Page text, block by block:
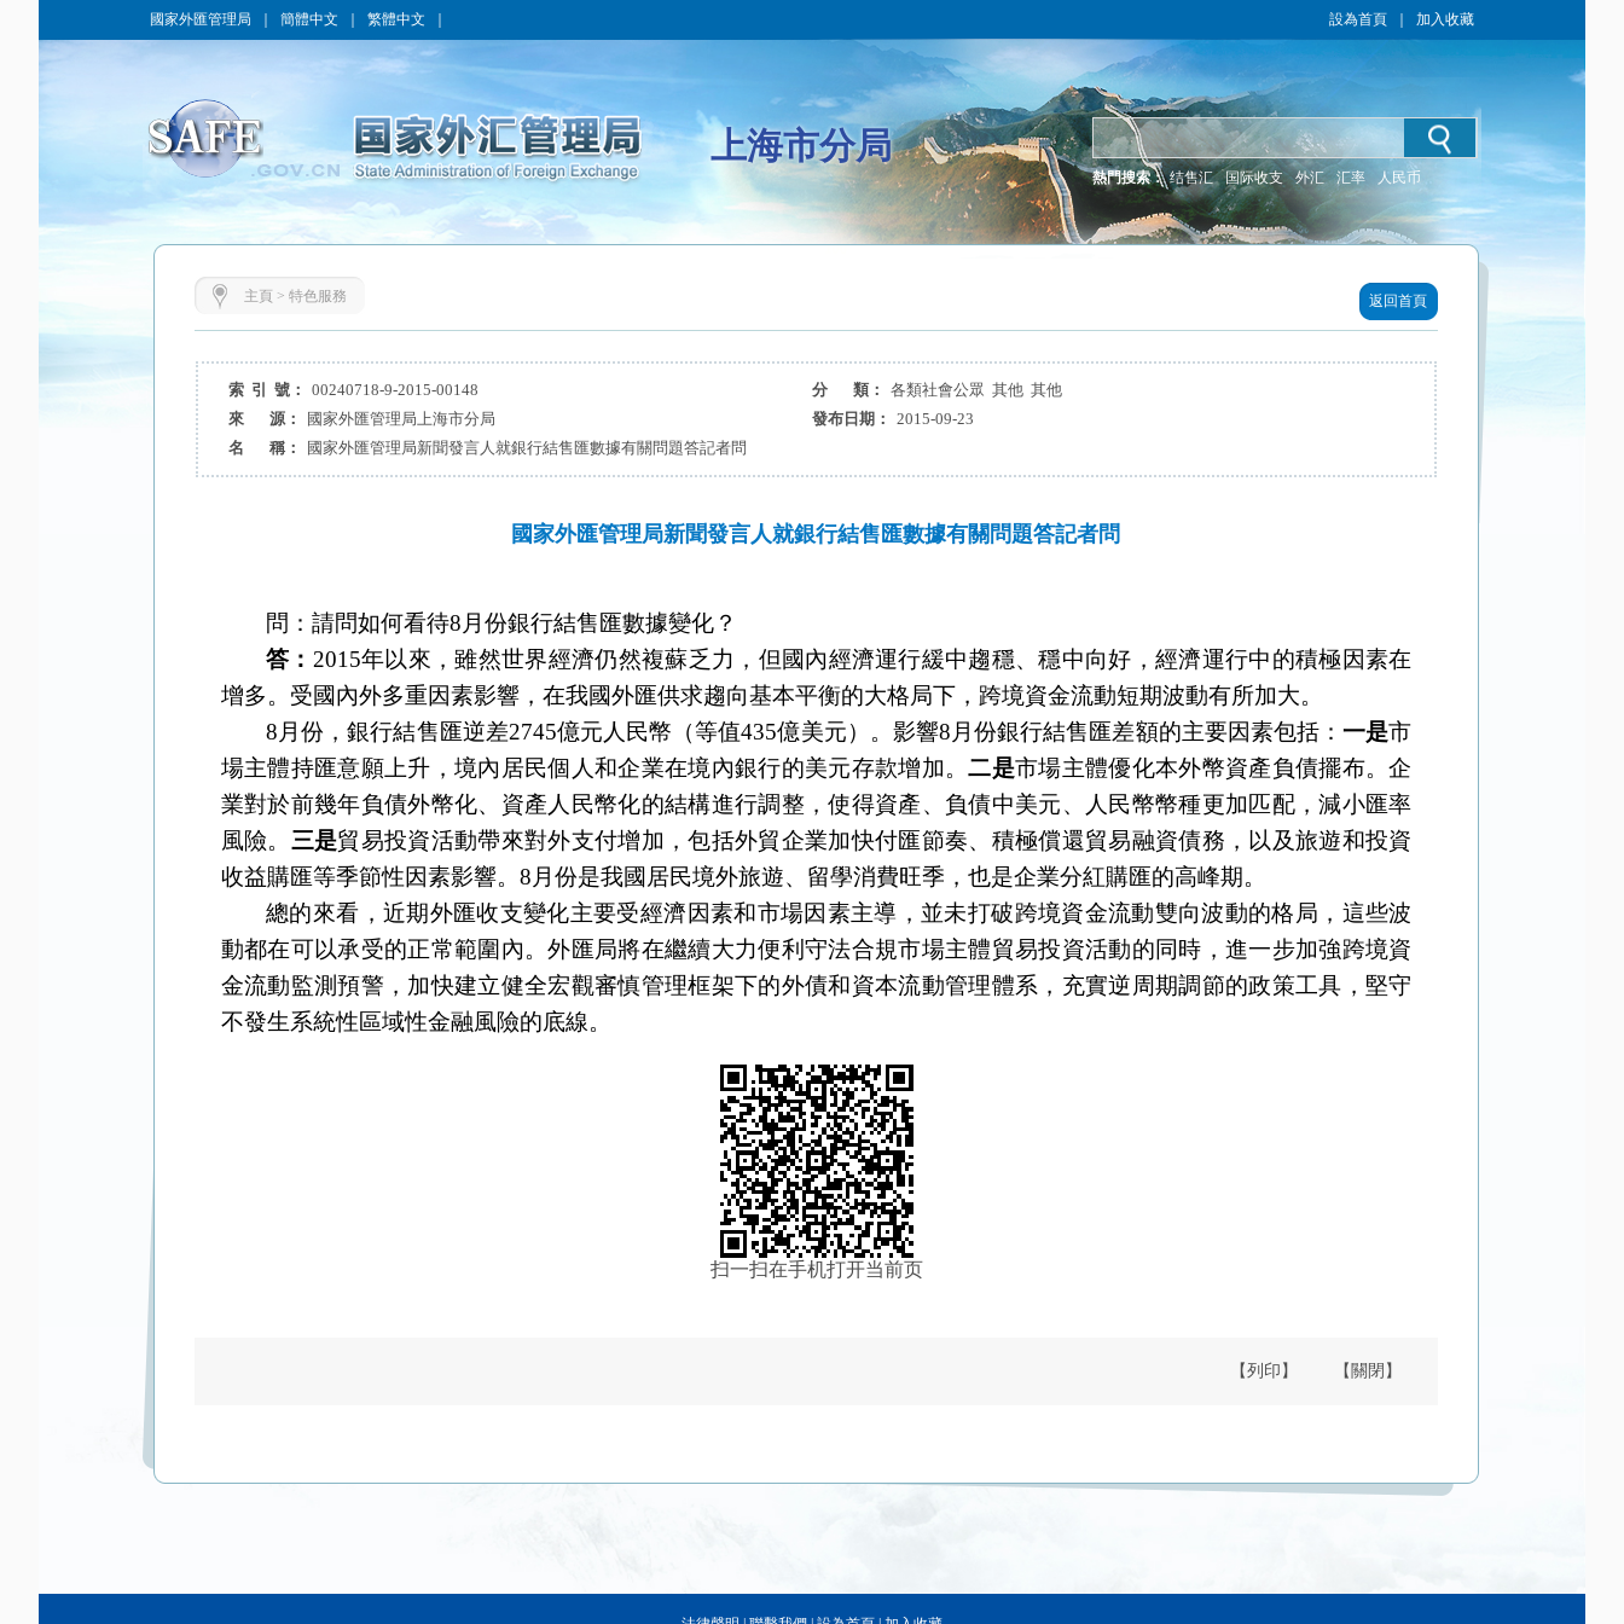
國家外匯管理局 簡體中文 繁體中文 設為首頁 加入收藏
上海市分局
熱門搜索： 结售汇 国际收支 外汇 汇率 人民币
主頁 > 特色服務 返回首頁
索 引 號： 00240718-9-2015-00148 分 類：
各類社會公眾 其他 其他
來 源：
國家外匯管理局上海市分局 發布日期：
2015-09-23
名 稱：
國家外匯管理局新聞發言人就銀行結售匯數據有關問題答記者問
國家外匯管理局新聞發言人就銀行結售匯數據有關問題答記者問
問：請問如何看待8月份銀行結售匯數據變化？
答： 2015年以來，雖然世界經濟仍然複蘇乏力，但國內經濟運行緩中趨穩、穩中向好，經濟運行中的積極因素在
增多。受國內外多重因素影響，在我國外匯供求趨向基本平衡的大格局下，跨境資金流動短期波動有所加大。
8月份，銀行結售匯逆差2745億元人民幣（等值435億美元）。影響8月份銀行結售匯差額的主要因素包括：一是市
場主體持匯意願上升，境內居民個人和企業在境內銀行的美元存款增加。二是市場主體優化本外幣資產負債擺布。企
業對於前幾年負債外幣化、資產人民幣化的結構進行調整，使得資產、負債中美元、人民幣幣種更加匹配，減小匯率
風險。 三是貿易投資活動帶來對外支付增加，包括外貿企業加快付匯節奏、積極償還貿易融資債務，以及旅遊和投資
收益購匯等季節性因素影響。8月份是我國居民境外旅遊、留學消費旺季，也是企業分紅購匯的高峰期。
總的來看，近期外匯收支變化主要受經濟因素和市場因素主導，並未打破跨境資金流動雙向波動的格局，這些波
動都在可以承受的正常範圍內。外匯局將在繼續大力便利守法合規市場主體貿易投資活動的同時，進一步加強跨境資
金流動監測預警，加快建立健全宏觀審慎管理框架下的外債和資本流動管理體系，充實逆周期調節的政策工具，堅守
不發生系統性區域性金融風險的底線。
扫一扫在手机打开当前页
【列印】 【關閉】